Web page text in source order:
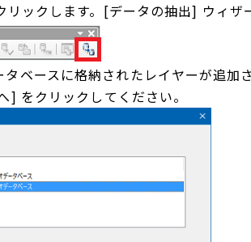
ックします。[データの抽出] ウィザ
ベースに格納されたレイヤーが追
] をクリックしてください。